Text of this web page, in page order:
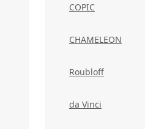
COPIC
CHAMELEON
Roubloff
da Vinci